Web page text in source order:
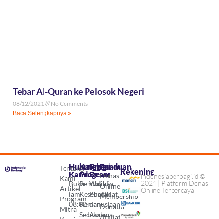
Tebar Al-Quran ke Pelosok Negeri
08/12/2021 No Comments
Baca Selengkapnya »
Tentang
Kami
Artikel
Program
Mitra
Hubungi
Kami
Buka
jam
08:00
-
Kategori
Program
Pendidikan
Kesehatan
Kemanusiaan
Sedekah
Program
Besar
Wakaf
Pusdiklat
dan
Asrama
Panduan
Donasi
Online
Membership
Donatur
Affiliate
Rekening
indonesiaberbagi.id ©
2024 | Platform Donasi
Online Terpercaya